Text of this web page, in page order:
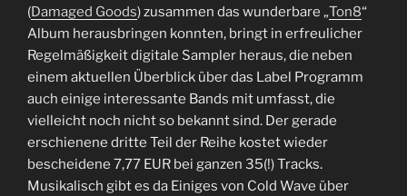
(Damaged Goods) zusammen das wunderbare „Ton8“
Album herausbringen konnten, bringt in erfreulicher
Regelmäßigkeit digitale Sampler heraus, die neben
einem aktuellen Überblick über das Label Programm
auch einige interessante Bands mit umfasst, die
vielleicht noch nicht so bekannt sind. Der gerade
erschienene dritte Teil der Reihe kostet wieder
bescheidene 7,77 EUR bei ganzen 35(!) Tracks.
Musikalisch gibt es da Einiges von Cold Wave über